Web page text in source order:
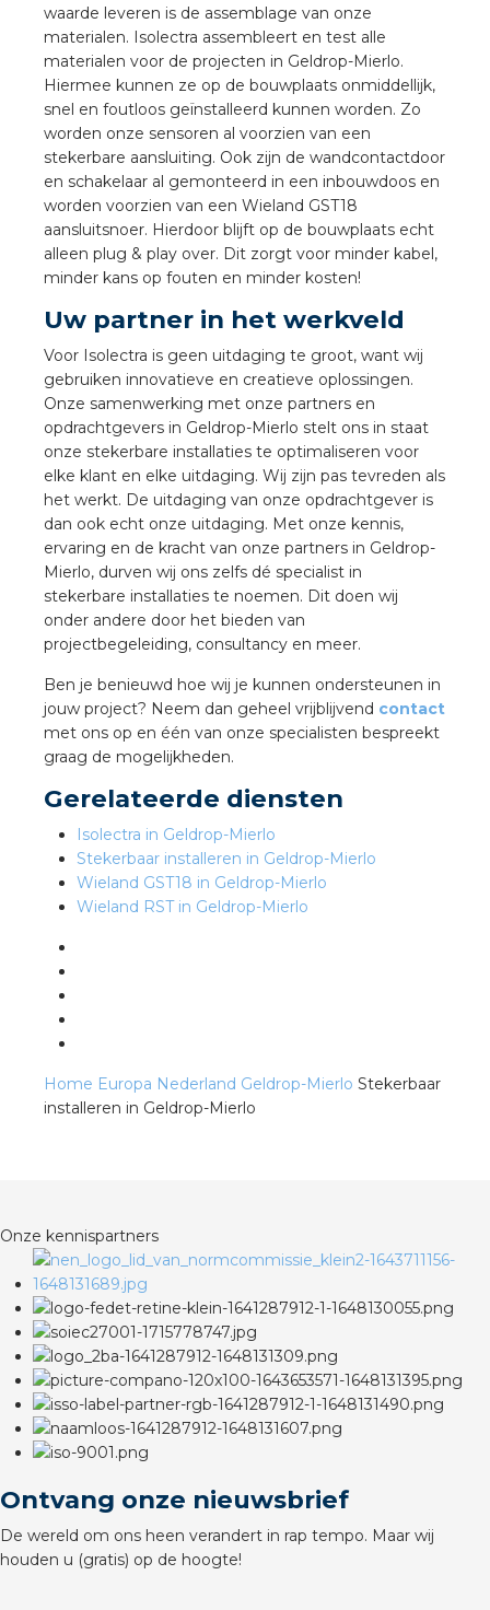
waarde leveren is de assemblage van onze
materialen. Isolectra assembleert en test alle
materialen voor de projecten in Geldrop-Mierlo.
Hiermee kunnen ze op de bouwplaats onmiddellijk,
snel en foutloos geïnstalleerd kunnen worden. Zo
worden onze sensoren al voorzien van een
stekerbare aansluiting. Ook zijn de wandcontactdoor
en schakelaar al gemonteerd in een inbouwdoos en
worden voorzien van een Wieland GST18
aansluitsnoer. Hierdoor blijft op de bouwplaats echt
alleen plug & play over. Dit zorgt voor minder kabel,
minder kans op fouten en minder kosten!
Uw partner in het werkveld
Voor Isolectra is geen uitdaging te groot, want wij
gebruiken innovatieve en creatieve oplossingen.
Onze samenwerking met onze partners en
opdrachtgevers in Geldrop-Mierlo stelt ons in staat
onze stekerbare installaties te optimaliseren voor
elke klant en elke uitdaging. Wij zijn pas tevreden als
het werkt. De uitdaging van onze opdrachtgever is
dan ook echt onze uitdaging. Met onze kennis,
ervaring en de kracht van onze partners in Geldrop-
Mierlo, durven wij ons zelfs dé specialist in
stekerbare installaties te noemen. Dit doen wij
onder andere door het bieden van
projectbegeleiding, consultancy en meer.
Ben je benieuwd hoe wij je kunnen ondersteunen in
jouw project? Neem dan geheel vrijblijvend contact
met ons op en één van onze specialisten bespreekt
graag de mogelijkheden.
Gerelateerde diensten
Isolectra in Geldrop-Mierlo
Stekerbaar installeren in Geldrop-Mierlo
Wieland GST18 in Geldrop-Mierlo
Wieland RST in Geldrop-Mierlo
Home Europa Nederland Geldrop-Mierlo Stekerbaar
installeren in Geldrop-Mierlo
Onze kennispartners
Ontvang onze nieuwsbrief
De wereld om ons heen verandert in rap tempo. Maar wij
houden u (gratis) op de hoogte!
installeren in de tuinbouw
stekerbare vlakkabel
GST®
RST®
Academy
waarde